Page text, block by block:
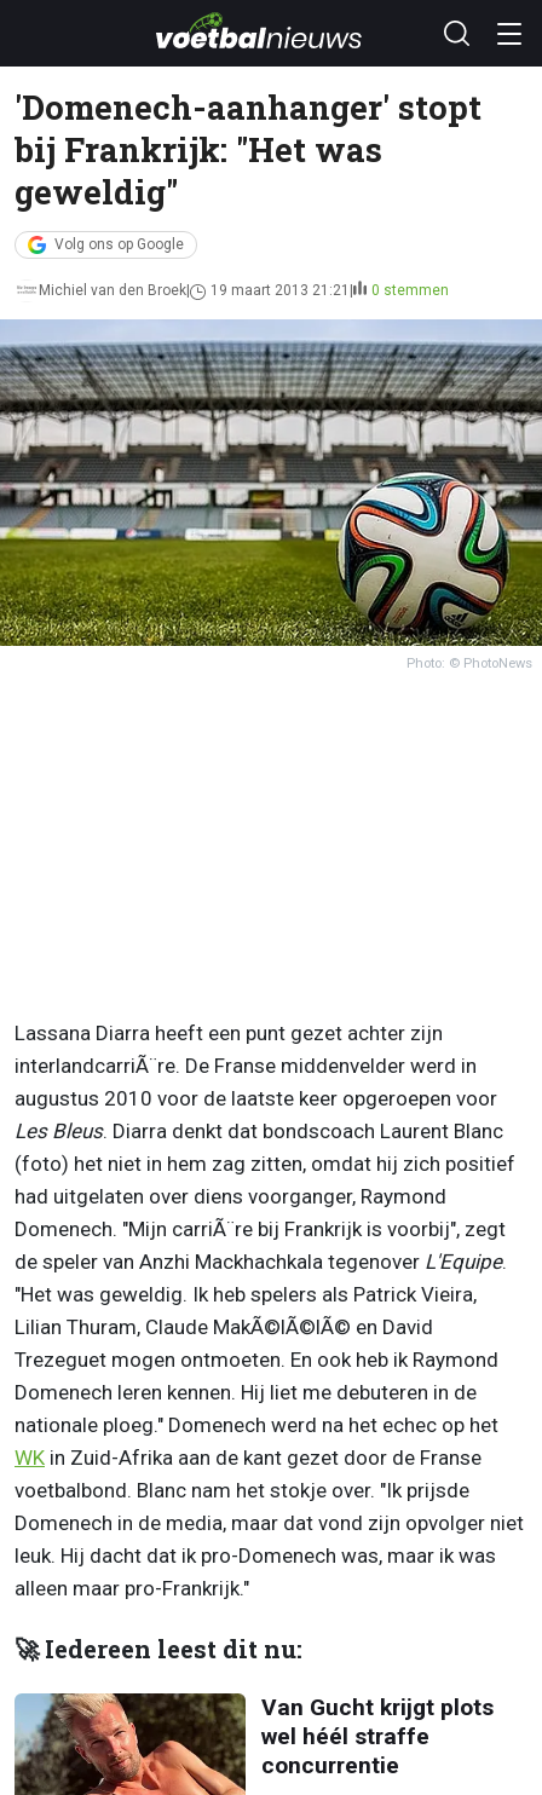
'Domenech-aanhanger' stopt
bij Frankrijk: "Het was
geweldig"
Volg ons op Google
Michiel van den Broek 19 maart 2013 21:21 0 stemmen
Photo: © PhotoNews
Lassana Diarra heeft een punt gezet achter zijn
interlandcarriÃ¨re. De Franse middenvelder werd in
augustus 2010 voor de laatste keer opgeroepen voor
Les Bleus. Diarra denkt dat bondscoach Laurent Blanc
(foto) het niet in hem zag zitten, omdat hij zich positief
had uitgelaten over diens voorganger, Raymond
Domenech. "Mijn carriÃ¨re bij Frankrijk is voorbij", zegt
de speler van Anzhi Mackhachkala tegenover L'Equipe.
"Het was geweldig. Ik heb spelers als Patrick Vieira,
Lilian Thuram, Claude MakÃ©lÃ©lÃ© en David
Trezeguet mogen ontmoeten. En ook heb ik Raymond
Domenech leren kennen. Hij liet me debuteren in de
nationale ploeg." Domenech werd na het echec op het
WK in Zuid-Afrika aan de kant gezet door de Franse
voetbalbond. Blanc nam het stokje over. "Ik prijsde
Domenech in de media, maar dat vond zijn opvolger niet
leuk. Hij dacht dat ik pro-Domenech was, maar ik was
alleen maar pro-Frankrijk."
🚀 Iedereen leest dit nu:
Van Gucht krijgt plots
wel héél straffe
concurrentie